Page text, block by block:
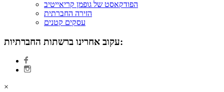
הפודקאסט של גופמן קריאייטיב
הזירה החברתית
עסקים קטנים
עקוב אחרינו ברשתות החברתיות:
×